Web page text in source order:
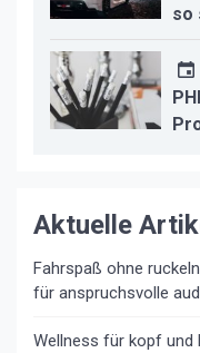
so
Aktuelle
Fahrspaß ohne
für anspruchsvolle
Wellness für kopf und